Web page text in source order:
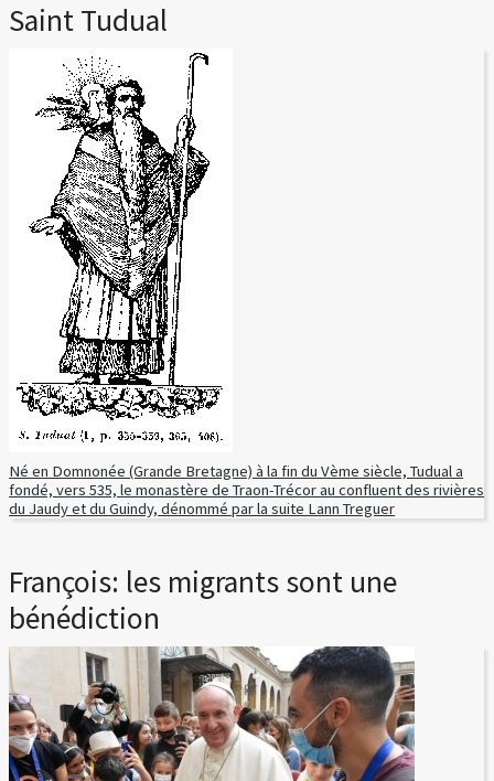
Saint Tudual
Né en Domnonée (Grande Bretagne) à la fin du Vème siècle, Tudual a
fondé, vers 535, le monastère de Traon-Trécor au confluent des rivières
du Jaudy et du Guindy, dénommé par la suite Lann Treguer
François: les migrants sont une
bénédiction